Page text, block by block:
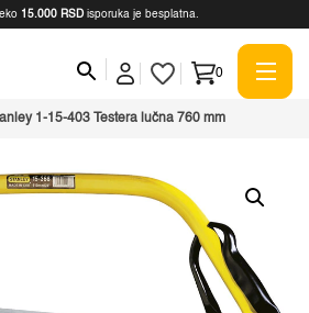
15.000 RSD isporuka je besplatna.
0
1-15-403 Testera lučna 760 mm